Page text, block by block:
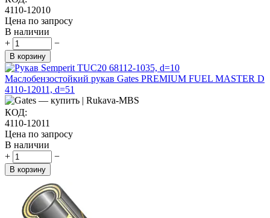
4110-12010
Цена по запросу
В наличии
+
−
В корзину
Маслобензостойкий рукав Gates PREMIUM FUEL MASTER D
4110-12011, d=51
КОД:
4110-12011
Цена по запросу
В наличии
+
−
В корзину